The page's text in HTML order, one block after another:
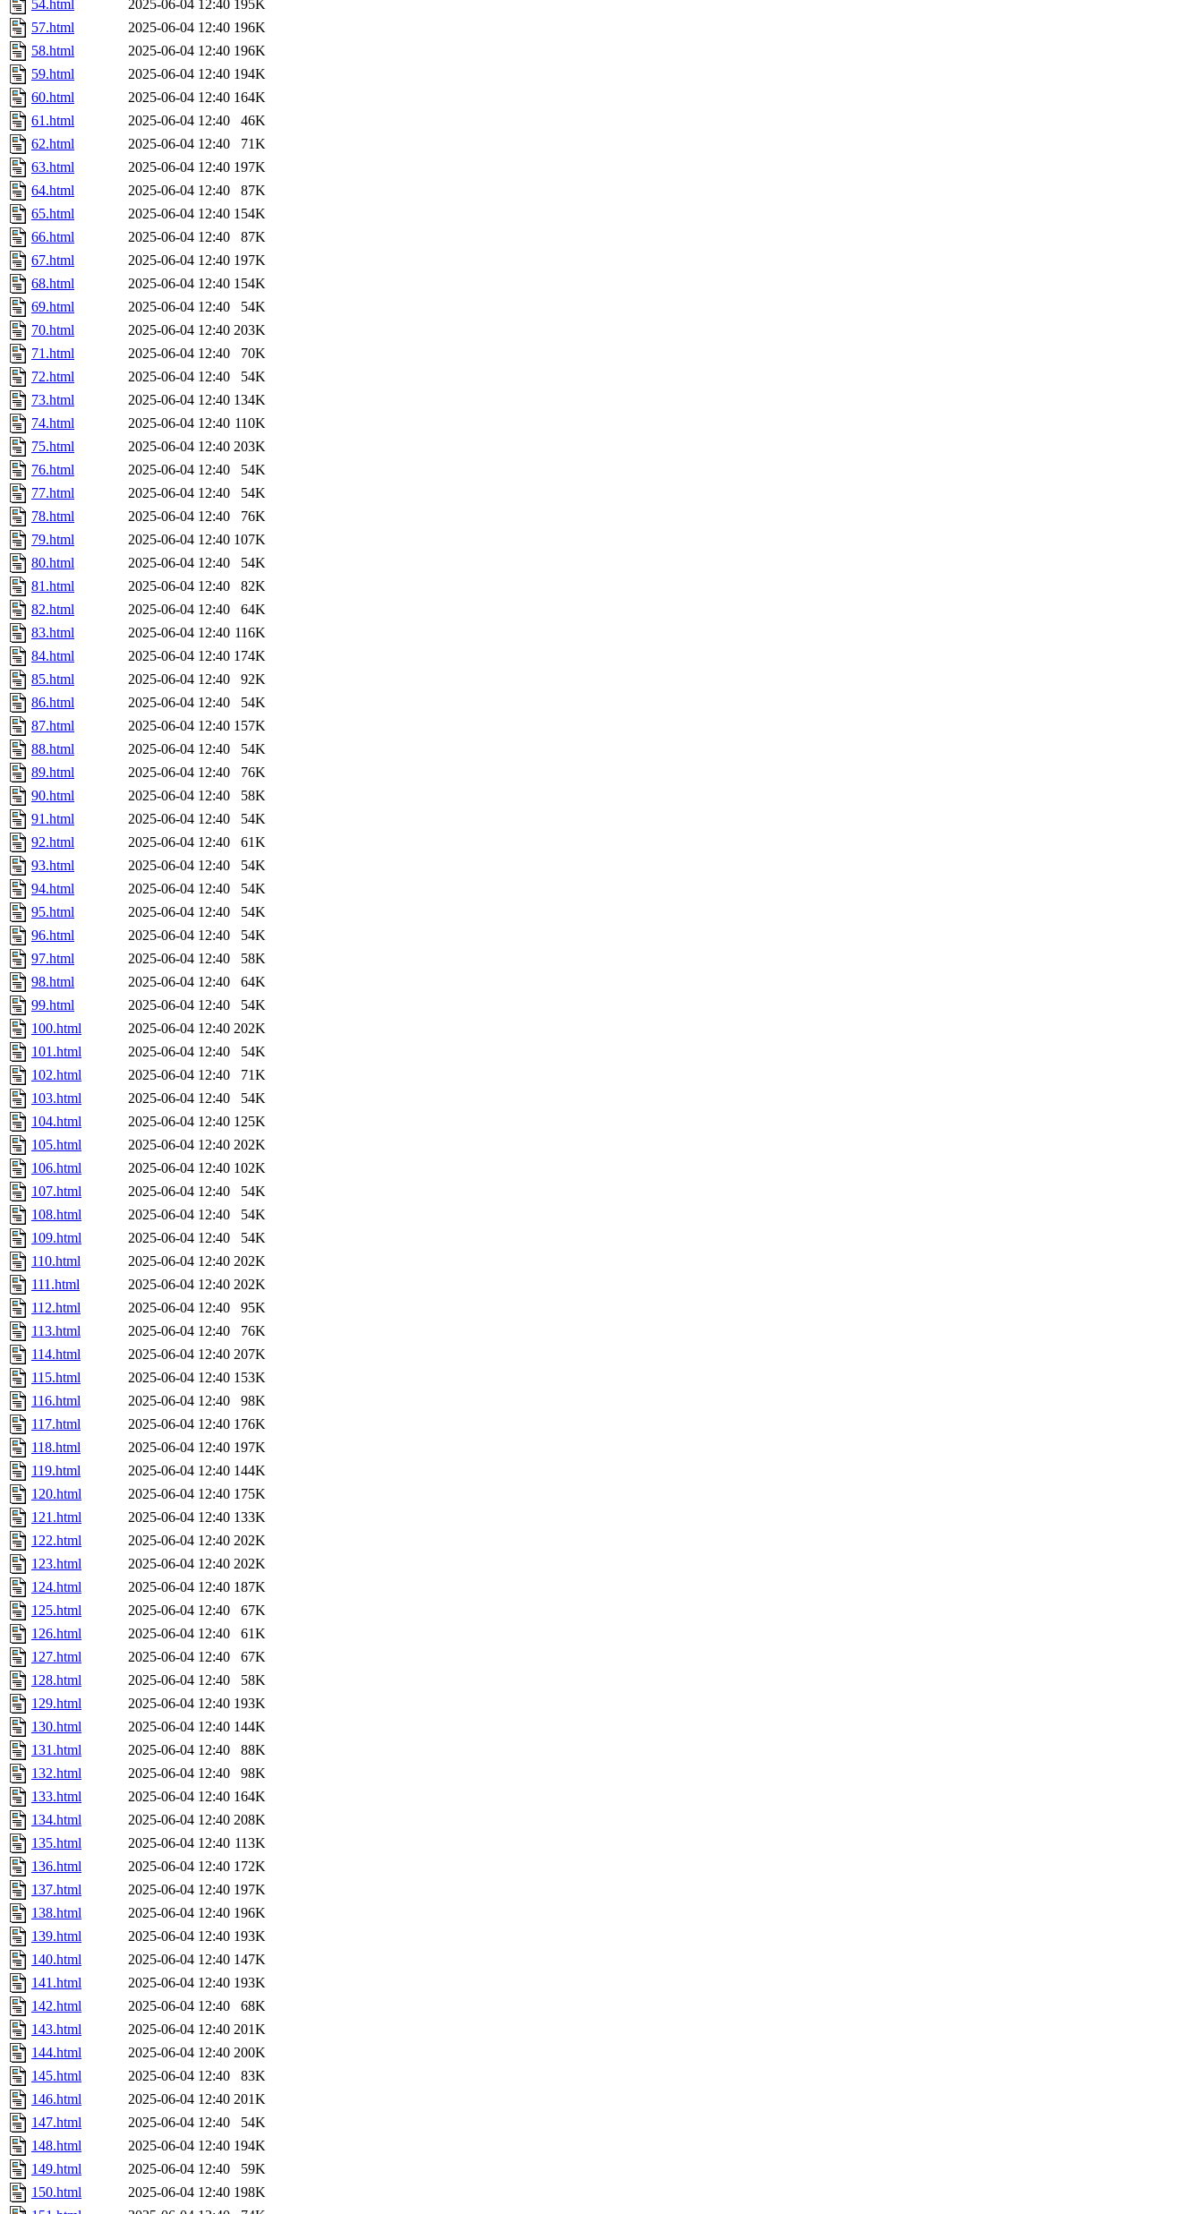
54.html
2025-06-04 12:40 195K
57.html
2025-06-04 12:40 196K
58.html
2025-06-04 12:40 196K
59.html
2025-06-04 12:40 194K
60.html
2025-06-04 12:40 164K
61.html
2025-06-04 12:40
46K
62.html
2025-06-04 12:40
71K
63.html
2025-06-04 12:40 197K
64.html
2025-06-04 12:40
87K
65.html
2025-06-04 12:40 154K
66.html
2025-06-04 12:40
87K
67.html
2025-06-04 12:40 197K
68.html
2025-06-04 12:40 154K
69.html
2025-06-04 12:40
54K
70.html
2025-06-04 12:40 203K
71.html
2025-06-04 12:40
70K
72.html
2025-06-04 12:40
54K
73.html
2025-06-04 12:40 134K
74.html
2025-06-04 12:40 110K
75.html
2025-06-04 12:40 203K
76.html
2025-06-04 12:40
54K
77.html
2025-06-04 12:40
54K
78.html
2025-06-04 12:40
76K
79.html
2025-06-04 12:40 107K
80.html
2025-06-04 12:40
54K
81.html
2025-06-04 12:40
82K
82.html
2025-06-04 12:40
64K
83.html
2025-06-04 12:40 116K
84.html
2025-06-04 12:40 174K
85.html
2025-06-04 12:40
92K
86.html
2025-06-04 12:40
54K
87.html
2025-06-04 12:40 157K
88.html
2025-06-04 12:40
54K
89.html
2025-06-04 12:40
76K
90.html
2025-06-04 12:40
58K
91.html
2025-06-04 12:40
54K
92.html
2025-06-04 12:40
61K
93.html
2025-06-04 12:40
54K
94.html
2025-06-04 12:40
54K
95.html
2025-06-04 12:40
54K
96.html
2025-06-04 12:40
54K
97.html
2025-06-04 12:40
58K
98.html
2025-06-04 12:40
64K
99.html
2025-06-04 12:40
54K
100.html
2025-06-04 12:40 202K
101.html
2025-06-04 12:40
54K
102.html
2025-06-04 12:40
71K
103.html
2025-06-04 12:40
54K
104.html
2025-06-04 12:40 125K
105.html
2025-06-04 12:40 202K
106.html
2025-06-04 12:40 102K
107.html
2025-06-04 12:40
54K
108.html
2025-06-04 12:40
54K
109.html
2025-06-04 12:40
54K
110.html
2025-06-04 12:40 202K
111.html
2025-06-04 12:40 202K
112.html
2025-06-04 12:40
95K
113.html
2025-06-04 12:40
76K
114.html
2025-06-04 12:40 207K
115.html
2025-06-04 12:40 153K
116.html
2025-06-04 12:40
98K
117.html
2025-06-04 12:40 176K
118.html
2025-06-04 12:40 197K
119.html
2025-06-04 12:40 144K
120.html
2025-06-04 12:40 175K
121.html
2025-06-04 12:40 133K
122.html
2025-06-04 12:40 202K
123.html
2025-06-04 12:40 202K
124.html
2025-06-04 12:40 187K
125.html
2025-06-04 12:40
67K
126.html
2025-06-04 12:40
61K
127.html
2025-06-04 12:40
67K
128.html
2025-06-04 12:40
58K
129.html
2025-06-04 12:40 193K
130.html
2025-06-04 12:40 144K
131.html
2025-06-04 12:40
88K
132.html
2025-06-04 12:40
98K
133.html
2025-06-04 12:40 164K
134.html
2025-06-04 12:40 208K
135.html
2025-06-04 12:40 113K
136.html
2025-06-04 12:40 172K
137.html
2025-06-04 12:40 197K
138.html
2025-06-04 12:40 196K
139.html
2025-06-04 12:40 193K
140.html
2025-06-04 12:40 147K
141.html
2025-06-04 12:40 193K
142.html
2025-06-04 12:40
68K
143.html
2025-06-04 12:40 201K
144.html
2025-06-04 12:40 200K
145.html
2025-06-04 12:40
83K
146.html
2025-06-04 12:40 201K
147.html
2025-06-04 12:40
54K
148.html
2025-06-04 12:40 194K
149.html
2025-06-04 12:40
59K
150.html
2025-06-04 12:40 198K